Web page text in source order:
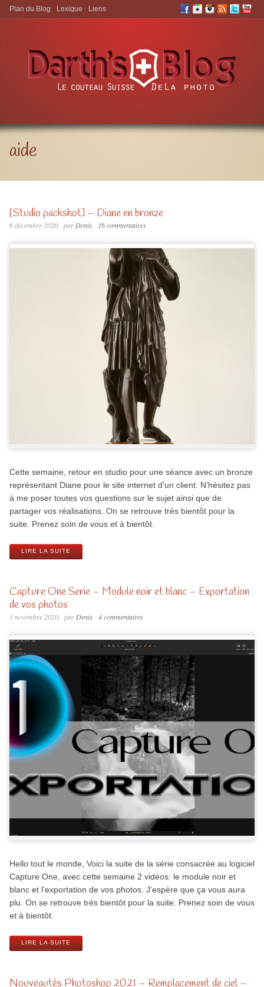
Aller à:
Plan du Blog Lexique Liens
aide
[Studio packshot] – Diane en bronze
6 décembre 2020 parDenis 16 commentaires
Cette semaine, retour en studio pour une séance avec un bronze
représentant Diane pour le site internet d’un client. N’hésitez pas
à me poser toutes vos questions sur le sujet ainsi que de
partager vos réalisations. On se retrouve très bientôt pour la
suite. Prenez soin de vous et à bientôt.
LIRE LA SUITE
Capture One Serie – Module noir et blanc – Exportation
de vos photos
1 novembre 2020 parDenis 4 commentaires
Hello tout le monde, Voici la suite de la série consacrée au logiciel
Capture One, avec cette semaine 2 vidéos: le module noir et
blanc et l’exportation de vos photos. J’espère que ça vous aura
plu. On se retrouve très bientôt pour la suite. Prenez soin de vous
et à bientôt.
LIRE LA SUITE
Nouveautés Photoshop 2021 – Remplacement de ciel –